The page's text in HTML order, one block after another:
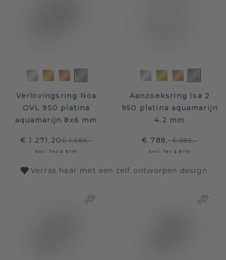
Verlovingsring Noa
OVL 950 platina
aquamarijn 8x6 mm
€ 1.271,20€ 1.589,-
Excl. Tax & BTW
Aanzoeksring Isa 2
950 platina aquamarijn
4.2 mm
€ 788,-€ 985,-
Excl. Tax & BTW
Verras haar met een zelf ontworpen design